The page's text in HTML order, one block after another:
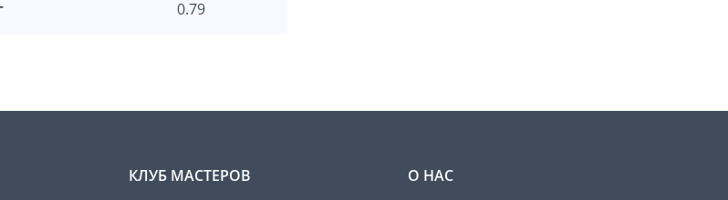
0.79
КЛУБ МАСТЕРОВ
О НАС